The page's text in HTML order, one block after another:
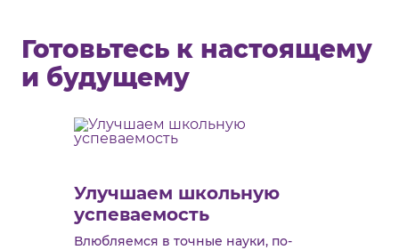
Готовьтесь к настоящему
и будущему
Улучшаем школьную
успеваемость
Влюбляемся в точные науки, по-